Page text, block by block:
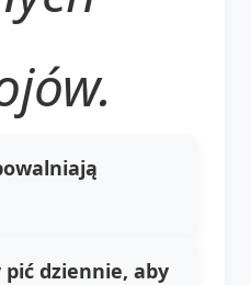
dziennie, aby